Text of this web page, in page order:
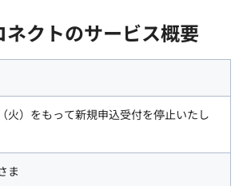
クトのサービス概要
火）をもって新規申込受付を停止いたし
ま